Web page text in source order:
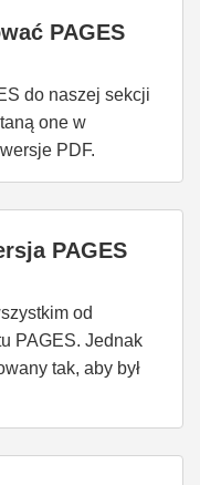
PAGES
do naszej sekcji
one w
PDF.
PAGES
od
PAGES. Jednak
tak, aby był